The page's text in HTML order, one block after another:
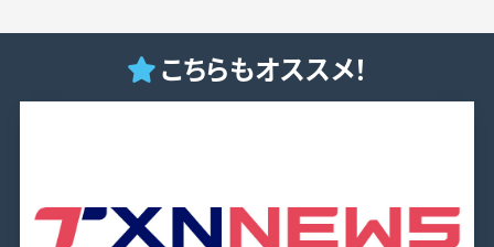
こちらもオススメ！